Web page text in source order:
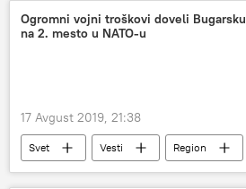
Ogromni vojni troškovi doveli Bugarsku
na 2. mesto u NATO-u
17 Avgust 2019, 21:38
Svet Vesti Region